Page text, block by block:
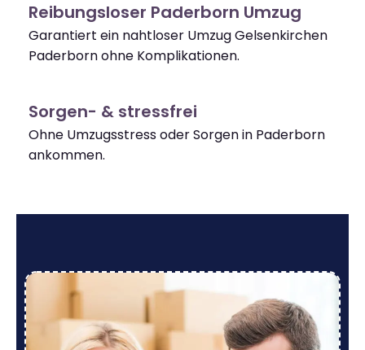
Reibungsloser Paderborn Umzug
Garantiert ein nahtloser Umzug Gelsenkirchen
Paderborn ohne Komplikationen.
Sorgen- & stressfrei
Ohne Umzugsstress oder Sorgen in Paderborn
ankommen.